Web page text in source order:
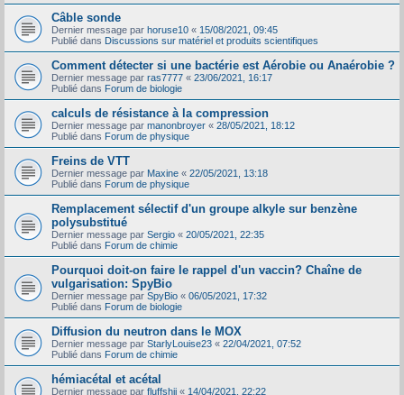
Câble sonde
Dernier message par horuse10 « 15/08/2021, 09:45
Publié dans Discussions sur matériel et produits scientifiques
Comment détecter si une bactérie est Aérobie ou Anaérobie ?
Dernier message par ras7777 « 23/06/2021, 16:17
Publié dans Forum de biologie
calculs de résistance à la compression
Dernier message par manonbroyer « 28/05/2021, 18:12
Publié dans Forum de physique
Freins de VTT
Dernier message par Maxine « 22/05/2021, 13:18
Publié dans Forum de physique
Remplacement sélectif d'un groupe alkyle sur benzène
polysubstitué
Dernier message par Sergio « 20/05/2021, 22:35
Publié dans Forum de chimie
Pourquoi doit-on faire le rappel d'un vaccin? Chaîne de
vulgarisation: SpyBio
Dernier message par SpyBio « 06/05/2021, 17:32
Publié dans Forum de biologie
Diffusion du neutron dans le MOX
Dernier message par StarlyLouise23 « 22/04/2021, 07:52
Publié dans Forum de chimie
hémiacétal et acétal
Dernier message par fluffshii « 14/04/2021, 22:22